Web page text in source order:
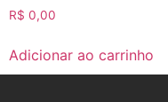
R$ 0,00
Adicionar ao carrinho